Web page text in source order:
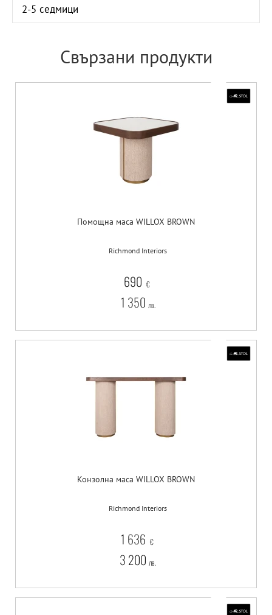
2-5 седмици
Свързани продукти
Помощна маса WILLOX BROWN
Richmond Interiors
690 €
1 350 лв.
Конзолна маса WILLOX BROWN
Richmond Interiors
1 636 €
3 200 лв.